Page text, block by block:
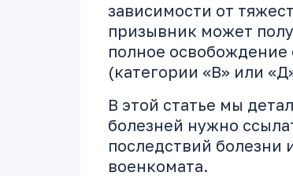
зависимости от
призывник может
полное освобождение
(категории «В» или
В этой статье мы
болезней нужно
последствий болезни
военкомата.